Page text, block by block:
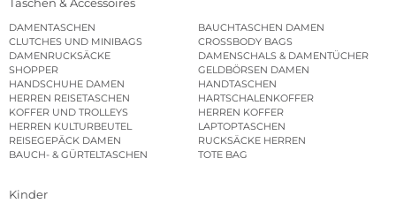
Taschen & Accessoires
DAMENTASCHEN
BAUCHTASCHEN DAMEN
CLUTCHES UND MINIBAGS
CROSSBODY BAGS
DAMENRUCKSÄCKE
DAMENSCHALS & DAMENTÜCHER
SHOPPER
GELDBÖRSEN DAMEN
HANDSCHUHE DAMEN
HANDTASCHEN
HERREN REISETASCHEN
HARTSCHALENKOFFER
KOFFER UND TROLLEYS
HERREN KOFFER
HERREN KULTURBEUTEL
LAPTOPTASCHEN
REISEGEPÄCK DAMEN
RUCKSÄCKE HERREN
BAUCH- & GÜRTELTASCHEN
TOTE BAG
Kinder